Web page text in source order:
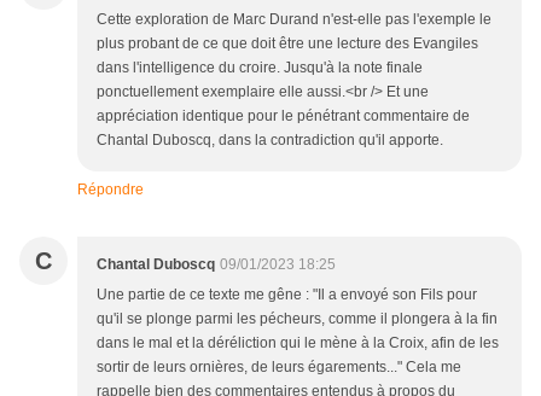
Cette exploration de Marc Durand n'est-elle pas l'exemple le
plus probant de ce que doit être une lecture des Evangiles
dans l'intelligence du croire. Jusqu'à la note finale
ponctuellement exemplaire elle aussi.<br /> Et une
appréciation identique pour le pénétrant commentaire de
Chantal Duboscq, dans la contradiction qu'il apporte.
Répondre
C Chantal Duboscq 09/01/2023 18:25
Une partie de ce texte me gêne : "Il a envoyé son Fils pour
qu'il se plonge parmi les pécheurs, comme il plongera à la fin
dans le mal et la déréliction qui le mène à la Croix, afin de les
sortir de leurs ornières, de leurs égarements..." Cela me
rappelle bien des commentaires entendus à propos du